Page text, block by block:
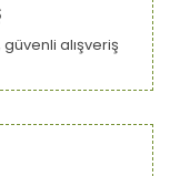
çay bardağı su 1
sıcak
alışveriş